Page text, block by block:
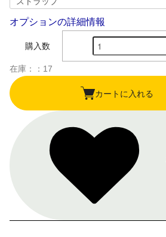
オプションの詳細情報
購入数
在庫：：17
カートに入れる